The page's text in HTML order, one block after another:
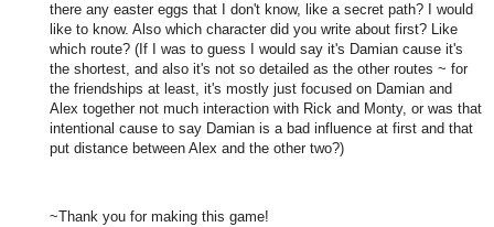
there any easter eggs that I don't know, like a secret path? I would
like to know. Also which character did you write about first? Like
which route? (If I was to guess I would say it's Damian cause it's
the shortest, and also it's not so detailed as the other routes ~ for
the friendships at least, it's mostly just focused on Damian and
Alex together not much interaction with Rick and Monty, or was that
intentional cause to say Damian is a bad influence at first and that
put distance between Alex and the other two?)
~Thank you for making this game!